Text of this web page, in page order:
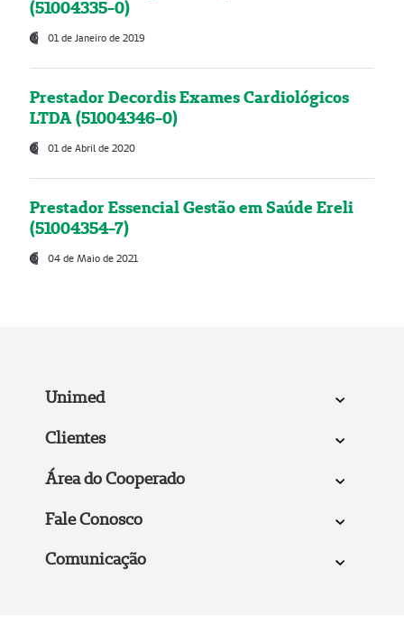
(51004335-0)
01 de Janeiro de 2019
Prestador Decordis Exames Cardiológicos
LTDA (51004346-0)
01 de Abril de 2020
Prestador Essencial Gestão em Saúde Ereli
(51004354-7)
04 de Maio de 2021
Unimed
Clientes
Área do Cooperado
Fale Conosco
Comunicação